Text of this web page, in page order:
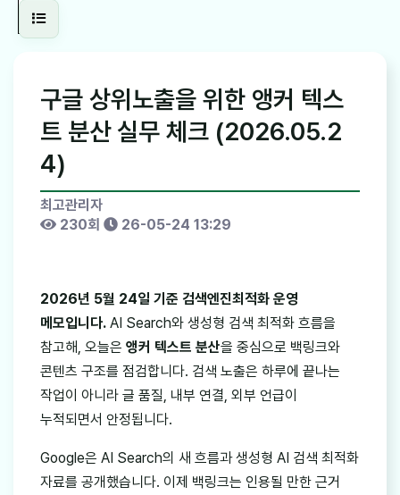
구글 상위노출을 위한 앵커 텍스
트 분산 실무 체크 (2026.05.2
4)
최고관리자
230회
26-05-24 13:29
2026년 5월 24일 기준 검색엔진최적화 운영
메모입니다. AI Search와 생성형 검색 최적화 흐름을
참고해, 오늘은 앵커 텍스트 분산을 중심으로 백링크와
콘텐츠 구조를 점검합니다. 검색 노출은 하루에 끝나는
작업이 아니라 글 품질, 내부 연결, 외부 언급이
누적되면서 안정됩니다.
Google은 AI Search의 새 흐름과 생성형 AI 검색 최적화
자료를 공개했습니다. 이제 백링크는 인용될 만한 근거